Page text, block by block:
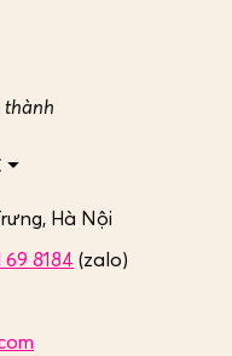
thành
Hà Nội
8184 (zalo)